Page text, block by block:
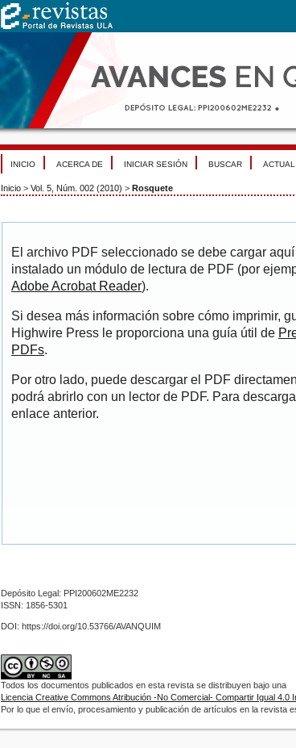
INICIO ACERCA DE INICIAR SESIÓN BUSCAR ACTUAL
Inicio > Vol. 5, Núm. 002 (2010) > Rosquete
El archivo PDF seleccionado se debe cargar
instalado un módulo de lectura de PDF (por
Adobe Acrobat Reader).
Si desea más información sobre cómo imprimir,
Highwire Press le proporciona una guía útil de
PDFs.
Por otro lado, puede descargar el PDF
podrá abrirlo con un lector de PDF. Para
enlace anterior.
Depósito Legal: PPI200602ME2232
ISSN: 1856-5301
DOI: https://doi.org/10.53766/AVANQUIM
Todos los documentos publicados en esta revista se distribuyen bajo una
Licencia Creative Commons Atribución -No Comercial- Compartir Igual 4.0
Por lo que el envío, procesamiento y publicación de artículos en la revista